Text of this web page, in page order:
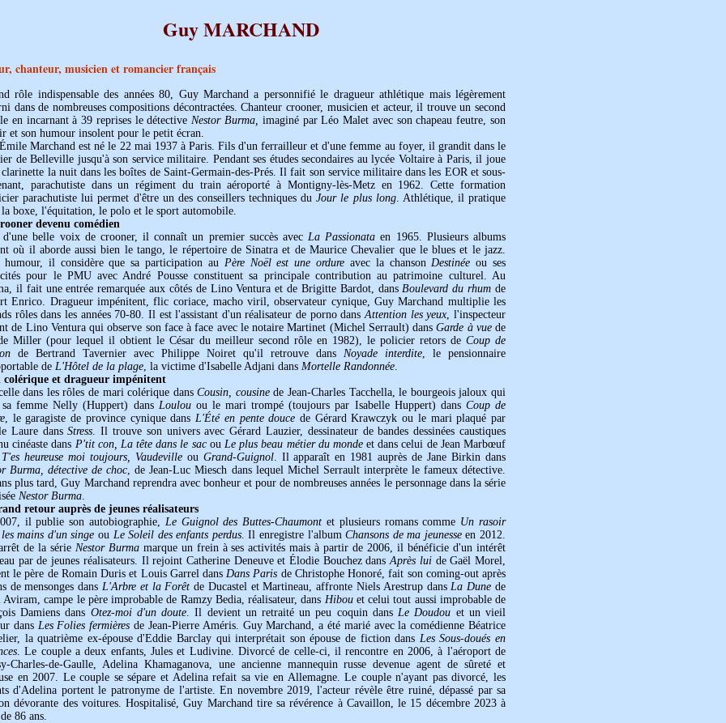
Guy MARCHAND
chanteur, musicien et romancier français
rôle indispensable des années 80, Guy Marchand a personnifié le dragueur athlétique mais légèrement
dans de nombreuses compositions décontractées. Chanteur crooner, musicien et acteur, il trouve un second
en incarnant à 39 reprises le détectiveNestor Burma, imaginé par Léo Malet avec son chapeau feutre, son
et son humour insolent pour le petit écran.
Marchand est né le 22 mai 1937 à Paris. Fils d'un ferrailleur et d'une femme au foyer, il grandit dans le
de Belleville jusqu'à son service militaire. Pendant ses études secondaires au lycée Voltaire à Paris, il joue
la nuit dans les boîtes de Saint-Germain-des-Prés. Il fait son service militaire dans les EOR et sous-
parachutiste dans un régiment du train aéroporté à Montigny-lès-Metz en 1962. Cette formation
parachutiste lui permet d'être un des conseillers techniques duJour le plus long. Athlétique, il pratique
la boxe, l'équitation, le polo et le sport automobile.
devenu comédien
d'une belle voix de crooner, il connaît un premier succès avecLa Passionata en 1965. Plusieurs albums
où il aborde aussi bien le tango, le répertoire de Sinatra et de Maurice Chevalier que le blues et le jazz.
humour, il considère que sa participation au Père Noël est une ordure avec la chansonDestinée ou ses
pour le PMU avec André Pousse constituent sa principale contribution au patrimoine culturel. Au
il fait une entrée remarquée aux côtés de Lino Ventura et de Brigitte Bardot, dansBoulevard du rhum de
Enrico. Dragueur impénitent, flic coriace, macho viril, observateur cynique, Guy Marchand multiplie les
rôles dans les années 70-80. Il est l'assistant d'un réalisateur de porno dansAttention les yeux, l'inspecteur
de Lino Ventura qui observe son face à face avec le notaire Martinet (Michel Serrault) dansGarde à vuede
Miller (pour lequel il obtient le César du meilleur second rôle en 1982), le policier retors de Coup de
de Bertrand Tavernier avec Philippe Noiret qu'il retrouve dans Noyade interdite, le pensionnaire
de L'Hôtel de la plage, la victime d'Isabelle Adjani dans Mortelle Randonnée.
et dragueur impénitent
dans les rôles de mari colérique dansCousin, cousinede Jean-Charles Tacchella, le bourgeois jaloux qui
femme Nelly (Huppert) dans Loulouou le mari trompé (toujours par Isabelle Huppert) dans Coup de
, le garagiste de province cynique dansL'Été en pente douce de Gérard Krawczyk ou le mari plaqué par
Laure dansStress. Il trouve son univers avec Gérard Lauzier, dessinateur de bandes dessinées caustiques
cinéaste dans P'tit con, La tête dans le sacouLe plus beau métier du mondeet dans celui de Jean Marbœuf
T'es heureuse moi toujours, Vaudevilleou Grand-Guignol. Il apparaît en 1981 auprès de Jane Birkin dans
Burma, détective de choc, de Jean-Luc Miesch dans lequel Michel Serrault interprète le fameux détective.
plus tard, Guy Marchand reprendra avec bonheur et pour de nombreuses années le personnage dans la série
Nestor Burma.
retour auprès de jeunes réalisateurs
il publie son autobiographie, Le Guignol des Buttes-Chaumont et plusieurs romans comme Un rasoir
mains d'un singe ou Le Soleil des enfants perdus. Il enregistre l'albumChansons de ma jeunesseen 2012.
de la série Nestor Burmamarque un frein à ses activités mais à partir de 2006, il bénéficie d'un intérêt
par de jeunes réalisateurs. Il rejoint Catherine Deneuve et Élodie Bouchez dansAprès luide Gaël Morel,
le père de Romain Duris et Louis Garrel dansDans Paris de Christophe Honoré, fait son coming-out après
de mensonges dans L'Arbre et la Forêt de Ducastel et Martineau, affronte Niels Arestrup dansLa Dune de
Aviram, campe le père improbable de Ramzy Bedia, réalisateur, dans Hibouet celui tout aussi improbable de
Damiens dans Otez-moi d'un doute. Il devient un retraité un peu coquin dansLe Doudou et un vieil
dans Les Folies fermières de Jean-Pierre Améris. Guy Marchand, a été marié avec la comédienne Béatrice
la quatrième ex-épouse d'Eddie Barclay qui interprétait son épouse de fiction dans Les Sous-doués en
. Le couple a deux enfants, Jules et Ludivine. Divorcé de celle-ci, il rencontre en 2006, à l'aéroport de
Charles-de-Gaulle, Adelina Khamaganova, une ancienne mannequin russe devenue agent de sûreté et
en 2007. Le couple se sépare et Adelina refait sa vie en Allemagne. Le couple n'ayant pas divorcé, les
d'Adelina portent le patronyme de l'artiste. En novembre 2019, l'acteur révèle être ruiné, dépassé par sa
dévorante des voitures. Hospitalisé, Guy Marchand tire sa révérence à Cavaillon, le 15 décembre 2023 à
86 ans.